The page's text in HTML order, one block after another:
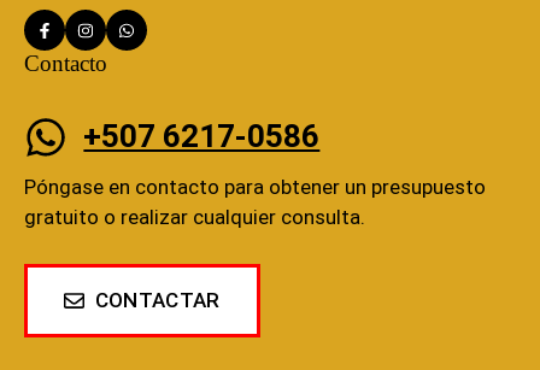
Contacto
+507 6217-0586
Póngase en contacto para obtener un presupuesto
gratuito o realizar cualquier consulta.
CONTACTAR